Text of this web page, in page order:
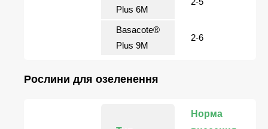
Plus 6М
Basacote®
Plus 9M
2-6
Рослини для озеленення
Норма